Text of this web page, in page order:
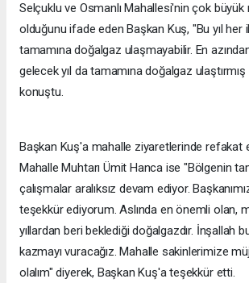
Selçuklu ve Osmanlı Mahallesi'nin çok büyük
olduğunu ifade eden Başkan Kuş, "Bu yıl her
tamamına doğalgaz ulaşmayabilir. En azından
gelecek yıl da tamamına doğalgaz
konuştu.
Başkan Kuş'a mahalle ziyaretlerinde refakat
Mahalle Muhtarı Ümit Hanca ise "Bölgenin
çalışmalar aralıksız devam ediyor.
teşekkür ediyorum. Aslında en önemli olan,
yıllardan beri beklediği doğalgazdır. İnşallah
kazmayı vuracağız. Mahalle sakinlerimize
olalım" diyerek, Başkan Kuş'a teşekkür etti.